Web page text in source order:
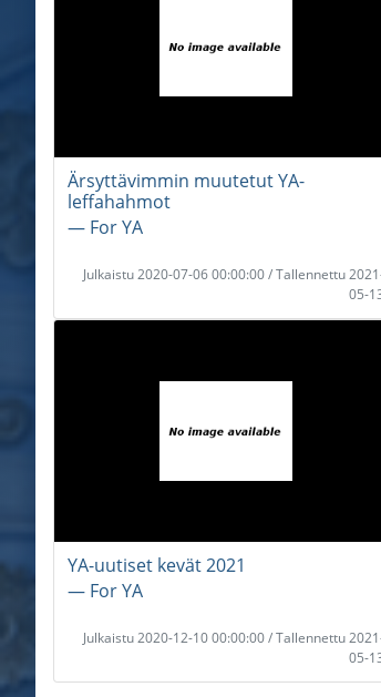
Ärsyttävimmin muutetut YA-
leffahahmot
― For YA
Julkaistu 2020-07-06 00:00:00 / Tallennettu
05-
YA-uutiset kevät 2021
― For YA
Julkaistu 2020-12-10 00:00:00 / Tallennettu
05-